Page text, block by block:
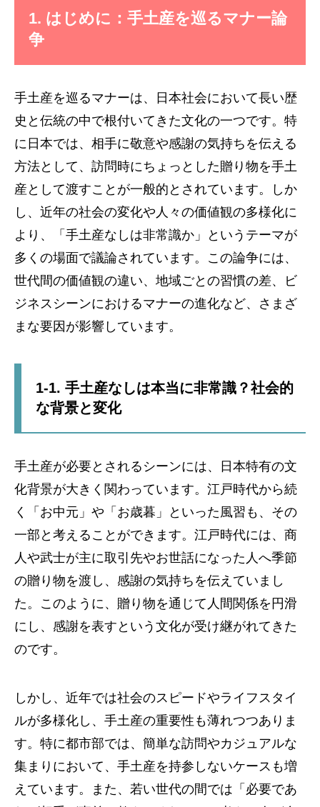
1. はじめに：手土産を巡るマナー論
争
手土産を巡るマナーは、日本社会において長い歴
史と伝統の中で根付いてきた文化の一つです。特
に日本では、相手に敬意や感謝の気持ちを伝える
方法として、訪問時にちょっとした贈り物を手土
産として渡すことが一般的とされています。しか
し、近年の社会の変化や人々の価値観の多様化に
より、「手土産なしは非常識か」というテーマが
多くの場面で議論されています。この論争には、
世代間の価値観の違い、地域ごとの習慣の差、ビ
ジネスシーンにおけるマナーの進化など、さまざ
まな要因が影響しています。
1-1. 手土産なしは本当に非常識？社会的
な背景と変化
手土産が必要とされるシーンには、日本特有の文
化背景が大きく関わっています。江戸時代から続
く「お中元」や「お歳暮」といった風習も、その
一部と考えることができます。江戸時代には、商
人や武士が主に取引先やお世話になった人へ季節
の贈り物を渡し、感謝の気持ちを伝えていまし
た。このように、贈り物を通じて人間関係を円滑
にし、感謝を表すという文化が受け継がれてきた
のです。
しかし、近年では社会のスピードやライフスタイ
ルが多様化し、手土産の重要性も薄れつつありま
す。特に都市部では、簡単な訪問やカジュアルな
集まりにおいて、手土産を持参しないケースも増
えています。また、若い世代の間では「必要であ